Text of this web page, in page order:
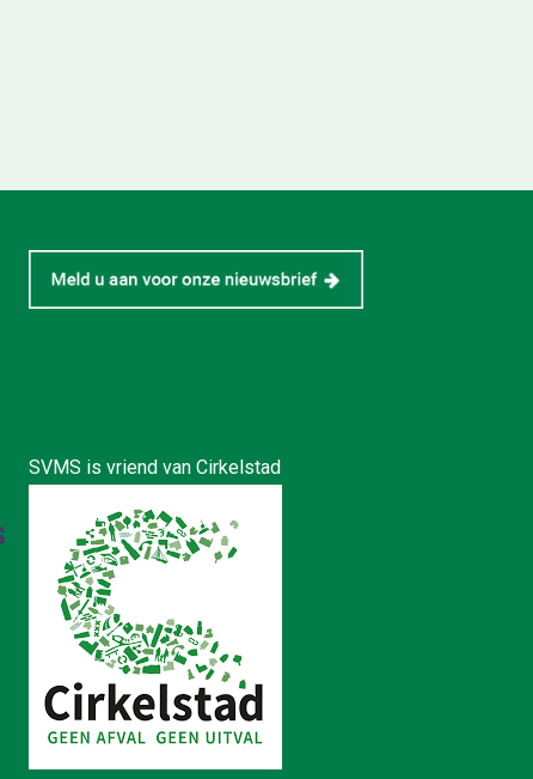
SVMS is vriend van Cirkelstad